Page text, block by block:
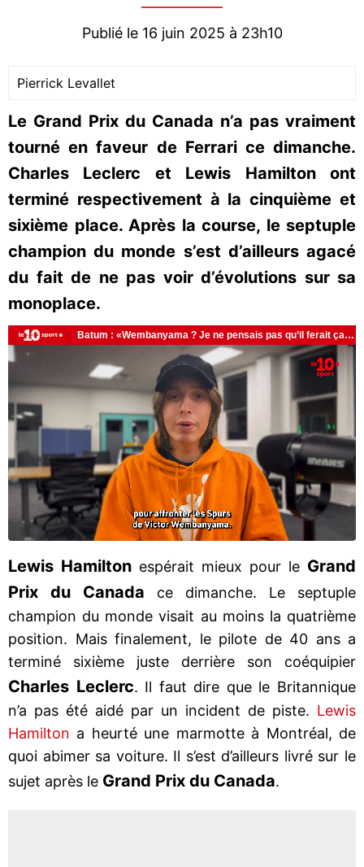
Publié le 16 juin 2025 à 23h10
Pierrick Levallet
Le Grand Prix du Canada n’a pas vraiment
tourné en faveur de Ferrari ce dimanche.
Charles Leclerc et Lewis Hamilton ont
terminé respectivement à la cinquième et
sixième place. Après la course, le septuple
champion du monde s’est d’ailleurs agacé
du fait de ne pas voir d’évolutions sur sa
monoplace.
Lewis Hamilton espérait mieux pour le Grand
Prix du Canada ce dimanche. Le septuple
champion du monde visait au moins la quatrième
position. Mais finalement, le pilote de 40 ans a
terminé sixième juste derrière son coéquipier
Charles Leclerc. Il faut dire que le Britannique
n’a pas été aidé par un incident de piste. Lewis
Hamilton a heurté une marmotte à Montréal, de
quoi abimer sa voiture. Il s’est d’ailleurs livré sur le
sujet après le Grand Prix du Canada.